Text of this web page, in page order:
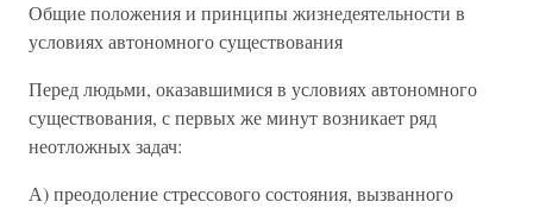
Общие положения и принципы жизнедеятельности в
условиях автономного существования
Перед людьми, оказавшимися в условиях автономного
существования, с первых же минут возникает ряд
неотложных задач:
А) преодоление стрессового состояния, вызванного